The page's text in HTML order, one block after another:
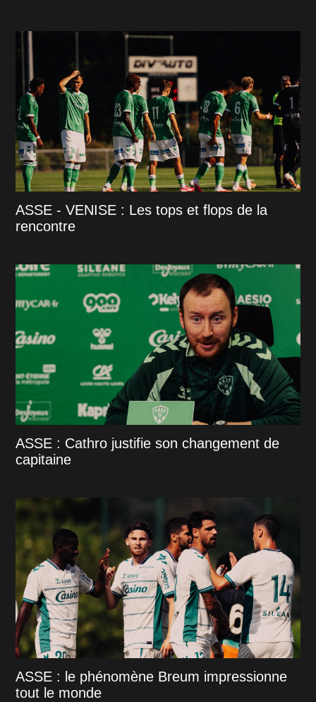
ASSE - VENISE : Les tops et flops de la
rencontre
ASSE : Cathro justifie son changement de
capitaine
ASSE : le phénomène Breum impressionne
tout le monde